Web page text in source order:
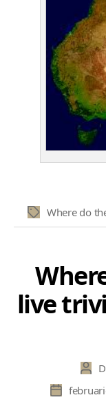
EticheteWhere do
live
Dată